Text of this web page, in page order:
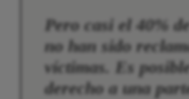
Pero casi el 40%
no han sido
víctimas. Es
derecho a una